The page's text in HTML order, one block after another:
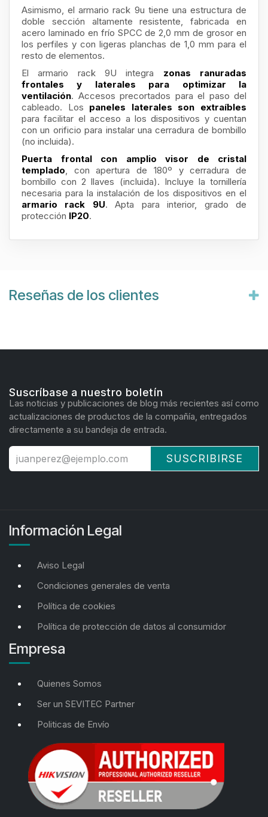
Asimismo, el armario rack 9u tiene una estructura de
doble sección altamente resistente, fabricada en
acero laminado en frío SPCC de 2,0 mm de grosor en
los perfiles y con ligeras planchas de 1,0 mm para el
resto de elementos.
El armario rack 9U integra zonas ranuradas
frontales y laterales para optimizar la
ventilación. Accesos precortados para el paso del
cableado. Los paneles laterales son extraíbles
para facilitar el acceso a los dispositivos y cuentan
con un orificio para instalar una cerradura de bombillo
(no incluida).
Puerta frontal con amplio visor de cristal
templado, con apertura de 180º y cerradura de
bombillo con 2 llaves (incluida). Incluye la tornillería
necesaria para la instalación de los dispositivos en el
armario rack 9U. Apta para interior, grado de
protección IP20.
Reseñas de los clientes
Suscríbase a nuestro boletín
Las noticias y publicaciones de blog más recientes así como
actualizaciones de productos de la compañía, entregados
directamente a su bandeja de entrada.
SUSCRIBIRSE
Información Legal
Aviso Legal
Condiciones generales de venta
Política de cookies
Política de protección de datos al consumidor
Empresa
Quienes Somos
Ser un SEVITEC Partner
Politicas de Envío